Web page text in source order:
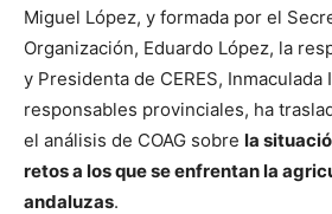
Miguel López, y formada por el
Organización, Eduardo López, la
y Presidenta de CERES, Inmaculada
responsables provinciales, ha
el análisis de COAG sobre la
retos a los que se enfrentan la
andaluzas.